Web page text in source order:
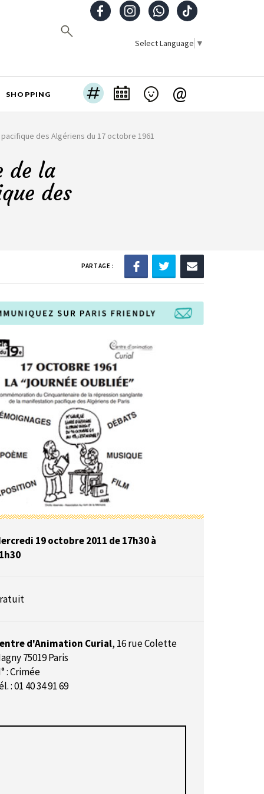
Select Language ▼
SHOPPING @
des Algériens du 17 octobre 1961
de la
des
PARTAGE :
19 octobre 2011 de 17h30 à
d'Animation Curial, 16 rue Colette
75019 Paris
: Crimée
: 01 40 34 91 69